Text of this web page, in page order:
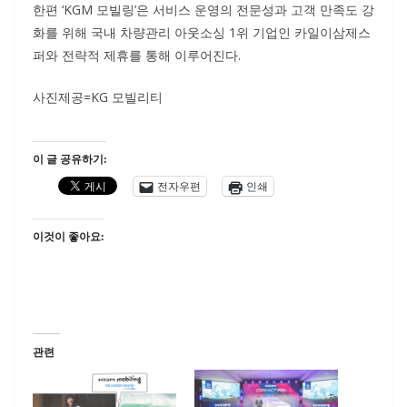
한편 ‘KGM 모빌링’은 서비스 운영의 전문성과 고객 만족도 강
화를 위해 국내 차량관리 아웃소싱 1위 기업인 카일이삼제스
퍼와 전략적 제휴를 통해 이루어진다.
사진제공=KG 모빌리티
이 글 공유하기:
전자우편
인쇄
이것이 좋아요:
관련